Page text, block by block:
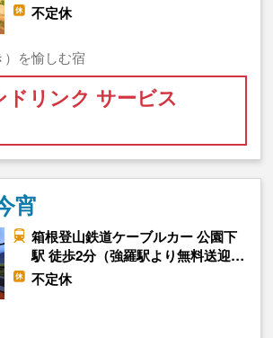
不定休
を愉しむ宿
ドリンク サービス
宵
箱根登山鉄道ケーブルカー 公園下
駅 徒歩2分（強羅駅より無料送迎…
不定休